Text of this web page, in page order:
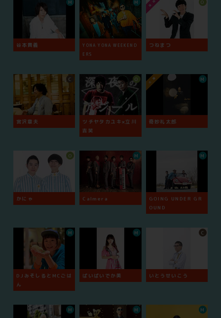
谷本貴義
M
YONA YONA WEEKEND
ERS
M
つねまつ
O
宮沢章夫
C
ツチヤタカユキ×立川
吉笑
O
奇妙礼太郎
M
かにゃ
O
Calmera
M
GOING UNDER GR
OUND
M
DJみそしるとMCごは
ん
M
ぱいぱいでか美
M
いとうせいこう
C
M M M